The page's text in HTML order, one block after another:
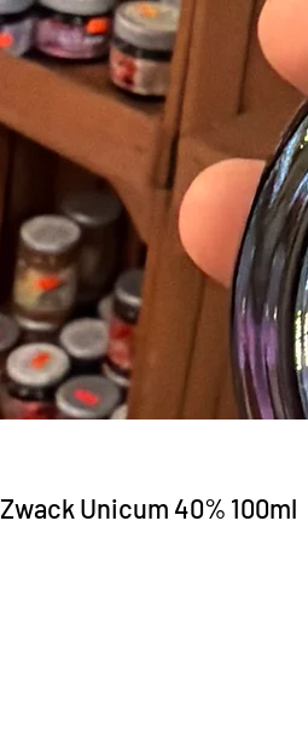
Zwack Unicum 40% 100ml